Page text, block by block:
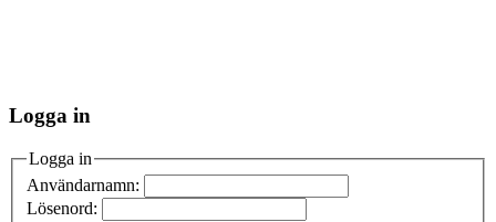
Logga in
Logga in
Användarnamn:
Lösenord: